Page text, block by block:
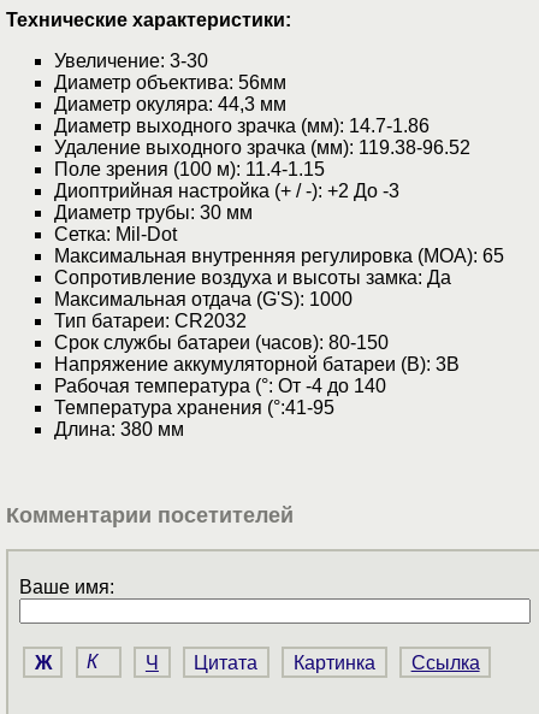
Технические характеристики:
Увеличение: 3-30
Диаметр объектива: 56мм
Диаметр окуляра: 44,3 мм
Диаметр выходного зрачка (мм): 14.7-1.86
Удаление выходного зрачка (мм): 119.38-96.52
Поле зрения (100 м): 11.4-1.15
Диоптрийная настройка (+ / -): +2 До -3
Диаметр трубы: 30 мм
Сетка: Mil-Dot
Максимальная внутренняя регулировка (MOA): 65
Сопротивление воздуха и высоты замка: Да
Максимальная отдача (G'S): 1000
Тип батареи: CR2032
Срок службы батареи (часов): 80-150
Напряжение аккумуляторной батареи (В): 3В
Рабочая температура (°: От -4 до 140
Температура хранения (°:41-95
Длина: 380 мм
Комментарии посетителей
Ваше имя:
Ж К Ч Цитата Картинка Ссылка